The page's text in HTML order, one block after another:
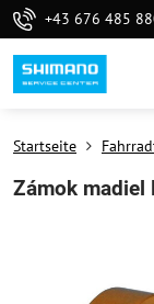
+43 676 485
Startseite
Zámok madiel